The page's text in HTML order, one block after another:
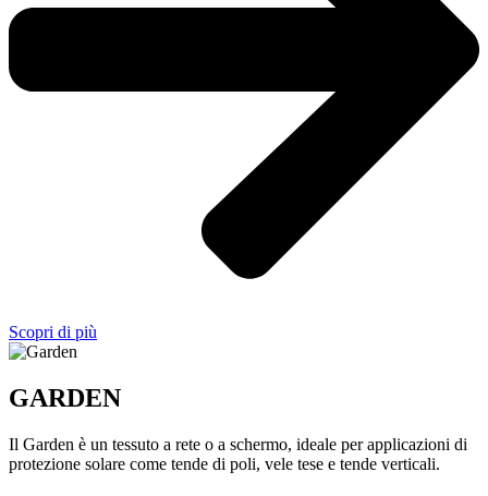
Scopri di più
GARDEN
Il Garden è un tessuto a rete o a schermo, ideale per applicazioni di
protezione solare come tende di poli, vele tese e tende verticali.